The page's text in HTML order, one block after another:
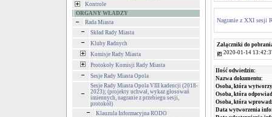
Kontrole
ORGANY WŁADZY
Rada Miasta
Skład Rady Miasta
Kluby Radnych
Komisje Rady Miasta
Protokoły Komisji Rady Miasta
Sesje Rady Miasta Opola
Sesje Rady Miasta Opola VIII kadencji (2018-
2023); (projekty uchwał, wykaz głosowań
imiennych, nagranie z przebiegu sesji,
protokół)
Klauzula Informacyjna RODO
Nagranie z XXI sesji
Załączniki do
2020-01-14
Ilość odwiedzin:
Nazwa dokumentu:
Osoba, która
Osoba, która
Osoba, która
Data wytworzenia